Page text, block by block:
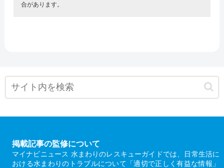
合があります。
掲載記事の監修について
マイナビニュース 水まわりのレスキューガイドでは、日常生活に
おける水まわりのトラブルについて「適切で正しく有益な情報」